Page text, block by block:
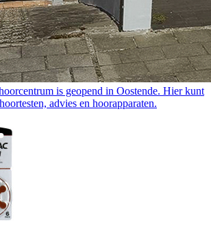
is geopend in Oostende. Hier kunt
advies en hoorapparaten.